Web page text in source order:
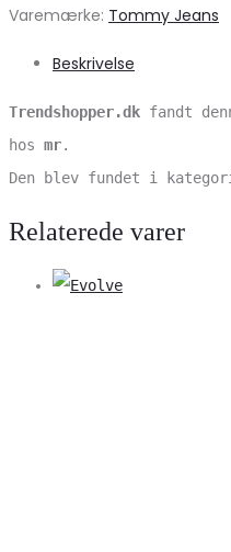
Varemærke: Tommy Jeans
Beskrivelse
Trendshopper.dk fandt
hos mr.
Den blev fundet i
Relaterede varer